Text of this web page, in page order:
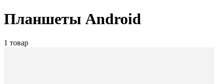
Планшеты Android
1 товар